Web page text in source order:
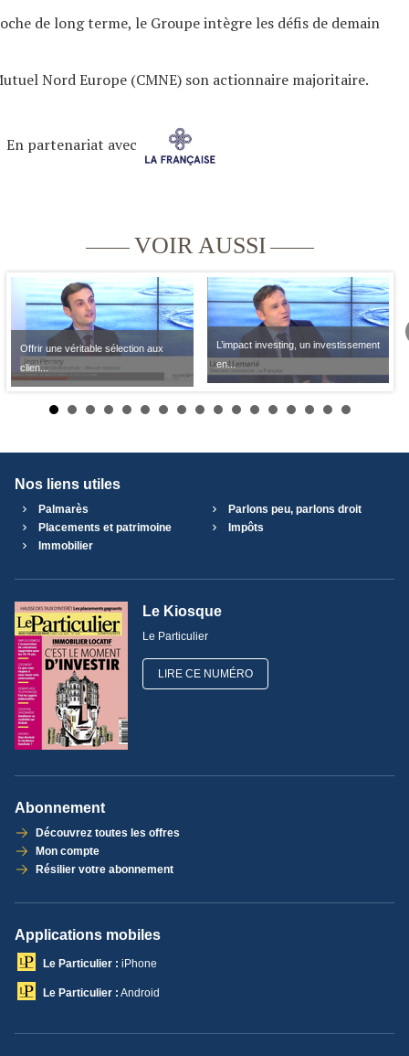
de long terme, le Groupe intègre les défis de demain
Nord Europe (CMNE) son actionnaire majoritaire.
En partenariat avec
VOIR AUSSI
Offrir une véritable sélection aux
clien...
L’impact investing, un investissement
en...
Nos liens utiles
Palmarès
Parlons peu, parlons droit
Placements et patrimoine
Impôts
Immobilier
Le Kiosque
Le Particulier
LIRE CE NUMÉRO
Abonnement
Découvrez toutes les offres
Mon compte
Résilier votre abonnement
Applications mobiles
Le Particulier : iPhone
Le Particulier : Android